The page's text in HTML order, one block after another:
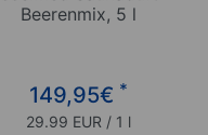
Beerenmix, 5 l
149,95€ *
29.99 EUR / 1 l